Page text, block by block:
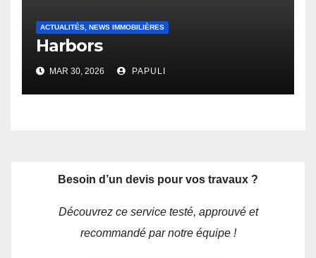
ACTUALITÉS, NEWS IMMOBILIÈRES
Harbors
MAR 30, 2026 PAPULI
Besoin d’un devis pour vos travaux ?
Découvrez ce service testé, approuvé et
recommandé par notre équipe !